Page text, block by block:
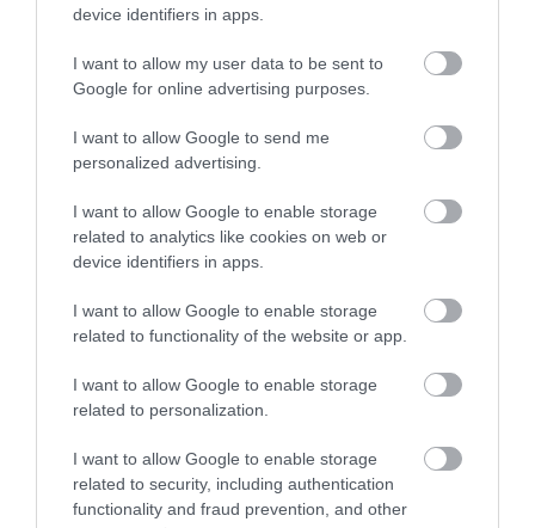
device identifiers in apps.
I want to allow my user data to be sent to
Google for online advertising purposes.
I want to allow Google to send me
personalized advertising.
I want to allow Google to enable storage
related to analytics like cookies on web or
device identifiers in apps.
I want to allow Google to enable storage
related to functionality of the website or app.
I want to allow Google to enable storage
related to personalization.
I want to allow Google to enable storage
related to security, including authentication
functionality and fraud prevention, and other
Κρασί: Ποια ποικιλία ταιριάζει με το ψάρι
10.08.2026
Η ελληνική παραδοσιακή ταβέρνα στον
κόσμο της LEGO